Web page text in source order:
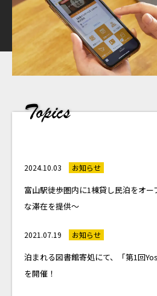
Topics
2024.10.03 お知らせ
富山駅徒歩圏内に1棟貸し民泊をオ
な滞在を提供～
2021.07.19 お知らせ
泊まれる図書館寄処にて、「第1回
を開催！